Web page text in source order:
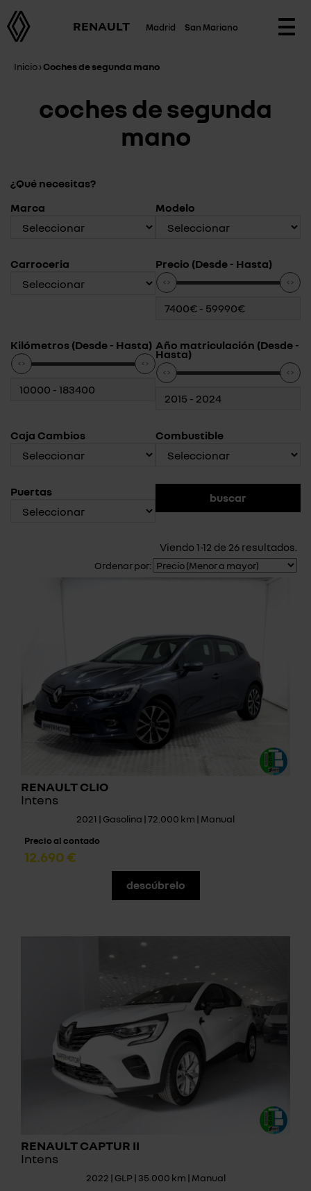
RENAULT Madrid San Mariano
Inicio›Coches de segunda mano
coches de segunda
mano
¿Qué necesitas?
Marca
Modelo
Carroceria Precio (Desde - Hasta)
Kilómetros (Desde - Hasta) Año matriculación (Desde -
Hasta)
Caja Cambios Combustible
Puertas
Viendo 1-12 de 26 resultados.
Ordenar por:
RENAULT CLIO
Intens
2021 | Gasolina | 72.000 km | Manual
Precio al contado
12.690 €
descúbrelo
RENAULT CAPTUR II
Intens
2022 | GLP | 35.000 km | Manual